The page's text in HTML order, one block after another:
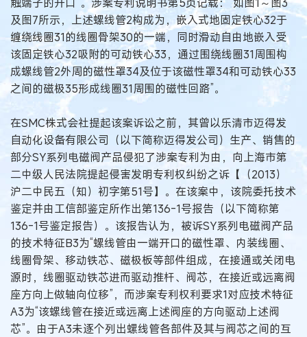
及图7所示，上述螺线管2构成为，嵌入式地固定铁心32于
缠绕线圈31的线圈骨架30的一端，同时滑动自由地嵌入受
该固定铁心32吸附的可动铁心33，通过围绕线圈31周围构
成螺线管2外周的磁性罩34及位于该磁性罩34和可动铁心33
之间的磁极35形成线圈31周围的磁性回路”。
在SMC株式会社提起该案诉讼之前，其曾以乐清市迈得发
自动化设备有限公司（以下简称迈得发公司）生产、销售的
部分SY系列电磁阀产品侵犯了涉案专利为由，向上海市第
二中级人民法院提起侵害发明专利权纠纷之诉【（2013）
沪二中民五（知）初字第51号】。在该案中，该院委托技术
鉴定并由工信部鉴定所作出第136-1号报告（以下简称第
136-1号鉴定报告）。该报告认为，被诉SY系列电磁阀产品
的技术特征B3为“螺线管由一端开口的磁性罩、内装线圈、
线圈骨架、移动铁芯、磁极板等部件组成，在接通或关闭电
源时，线圈驱动铁芯进而驱动推杆、阀芯，在接近或远离阀
座方向上做轴向位移”，而涉案专利权利要求1对应技术特征
A3为“该螺线管在接近或远离上述阀座的方向驱动上述阀
芯”。由于A3未逐个列出螺线管各部件及其与阀芯之间的互